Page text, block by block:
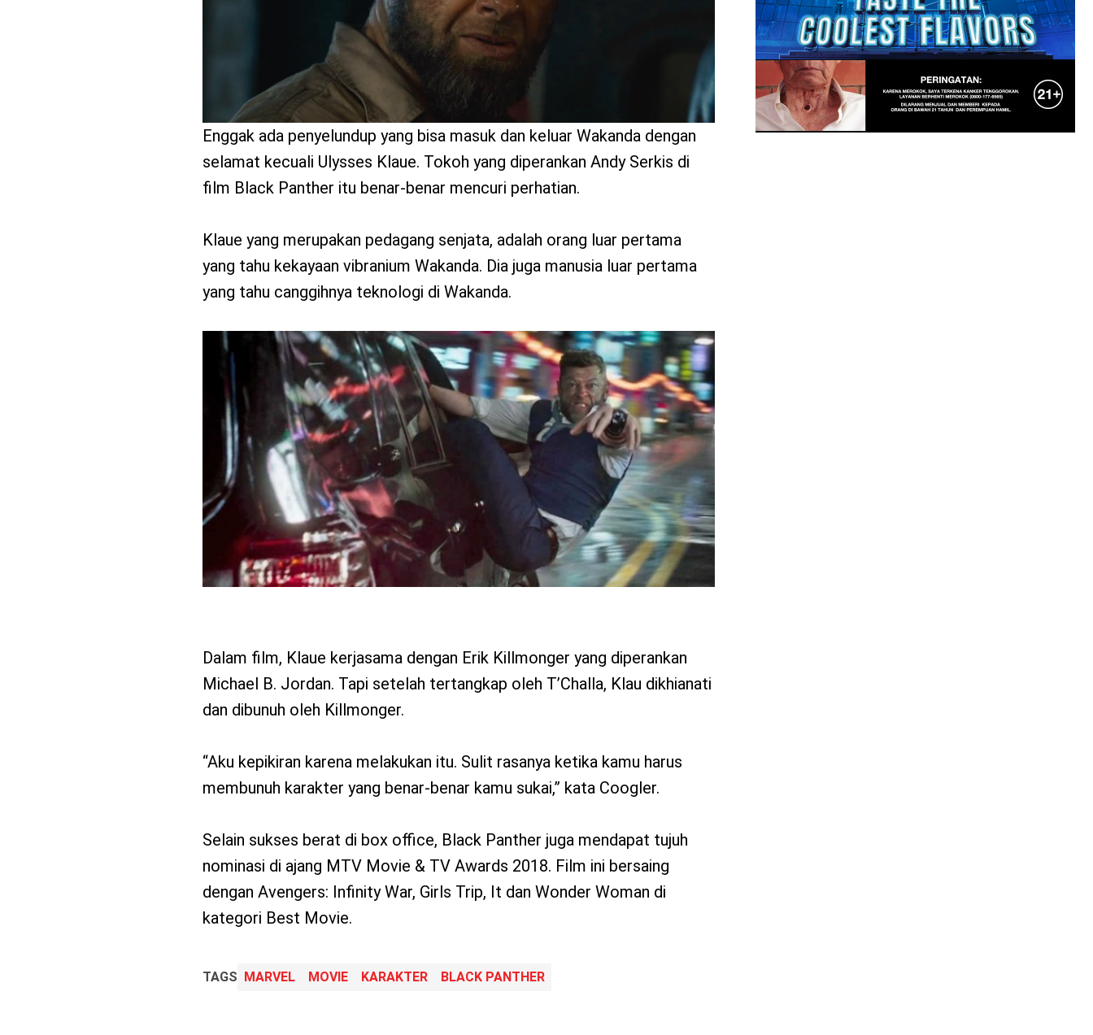
Enggak ada penyelundup yang bisa masuk dan keluar Wakanda dengan
selamat kecuali Ulysses Klaue. Tokoh yang diperankan Andy Serkis di
film Black Panther itu benar-benar mencuri perhatian.
Klaue yang merupakan pedagang senjata, adalah orang luar pertama
yang tahu kekayaan vibranium Wakanda. Dia juga manusia luar pertama
yang tahu canggihnya teknologi di Wakanda.
Dalam film, Klaue kerjasama dengan Erik Killmonger yang diperankan
Michael B. Jordan. Tapi setelah tertangkap oleh T’Challa, Klau dikhianati
dan dibunuh oleh Killmonger.
“Aku kepikiran karena melakukan itu. Sulit rasanya ketika kamu harus
membunuh karakter yang benar-benar kamu sukai,” kata Coogler.
Selain sukses berat di box office, Black Panther juga mendapat tujuh
nominasi di ajang MTV Movie & TV Awards 2018. Film ini bersaing
dengan Avengers: Infinity War, Girls Trip, It dan Wonder Woman di
kategori Best Movie.
TAGS MARVEL MOVIE KARAKTER BLACK PANTHER